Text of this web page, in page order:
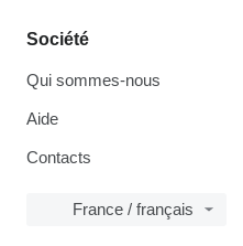
Société
Qui sommes-nous
Aide
Contacts
France / français